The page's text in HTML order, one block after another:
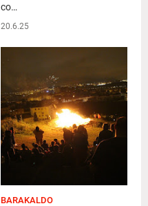
co…
20.6.25
BARAKALDO